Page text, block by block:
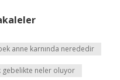
anne karnında nerededir
gebelikte neler oluyor